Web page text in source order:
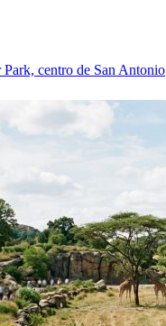
centro de San Antonio